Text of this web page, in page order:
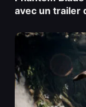
avec un trailer